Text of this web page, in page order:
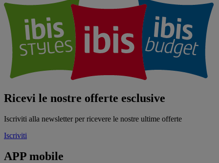
Ricevi le nostre offerte esclusive
Iscriviti alla newsletter per ricevere le nostre ultime offerte
Iscriviti
APP mobile